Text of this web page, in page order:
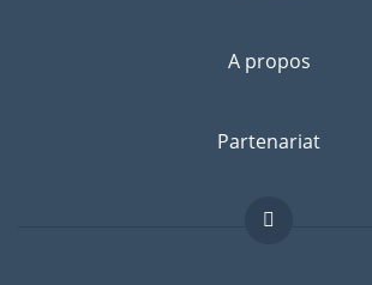
A propos
Partenariat